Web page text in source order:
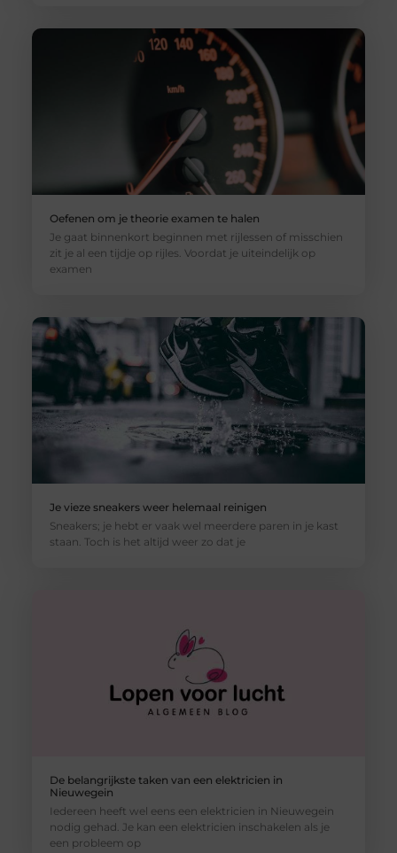
Oefenen om je theorie examen te halen
Je gaat binnenkort beginnen met rijlessen of misschien
zit je al een tijdje op rijles. Voordat je uiteindelijk op
examen
Je vieze sneakers weer helemaal reinigen
Sneakers; je hebt er vaak wel meerdere paren in je kast
staan. Toch is het altijd weer zo dat je
De belangrijkste taken van een elektricien in
Nieuwegein
Iedereen heeft wel eens een elektricien in Nieuwegein
nodig gehad. Je kan een elektricien inschakelen als je
een probleem op